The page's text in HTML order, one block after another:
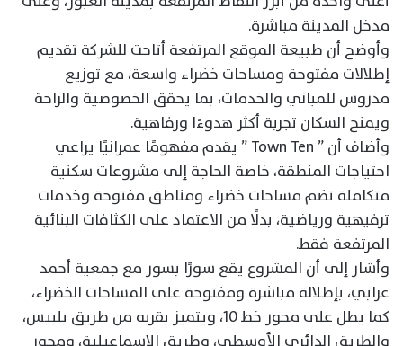
مدخل المدينة مباشرة.
وأوضح أن طبيعة الموقع المرتفعة أتاحت للشركة تقديم
إطلالات مفتوحة ومساحات خضراء واسعة، مع توزيع
مدروس للمباني والخدمات، بما يحقق الخصوصية والراحة
ويمنح السكان تجربة أكثر هدوءًا ورفاهية.
وأضاف أن ” Town Ten ” يقدم مفهومًا عمرانيًا يراعي
احتياجات المنطقة، خاصة الحاجة إلى مشروعات سكنية
متكاملة تضم مساحات خضراء ومناطق مفتوحة وخدمات
ترفيهية ورياضية، بدلًا من الاعتماد على الكثافات البنائية
المرتفعة فقط.
وأشار إلى أن المشروع يقع سورًا بسور مع جمعية أحمد
عرابي، بإطلالة مباشرة ومفتوحة على المساحات الخضراء،
كما يطل على محور خط 10، ويتميز بقربه من طريق بلبيس،